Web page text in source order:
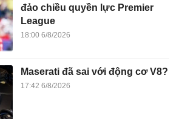
đảo chiều quyền lực Premier
League
18:00 6/8/2026
Maserati đã sai với động cơ V8?
17:42 6/8/2026